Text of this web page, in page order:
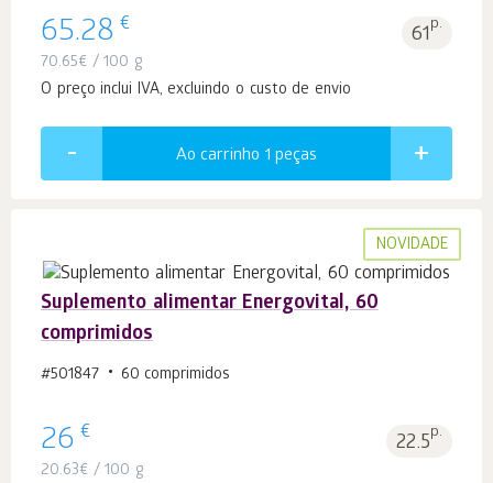
65.28 € 61p.
70.65€ / 100 g
O preço inclui IVA, excluindo o custo de envio
Ao carrinho 1 peças
NOVIDADE
Suplemento alimentar Energovital, 60
comprimidos
#501847 60 comprimidos
26 € 22.5p.
20.63€ / 100 g